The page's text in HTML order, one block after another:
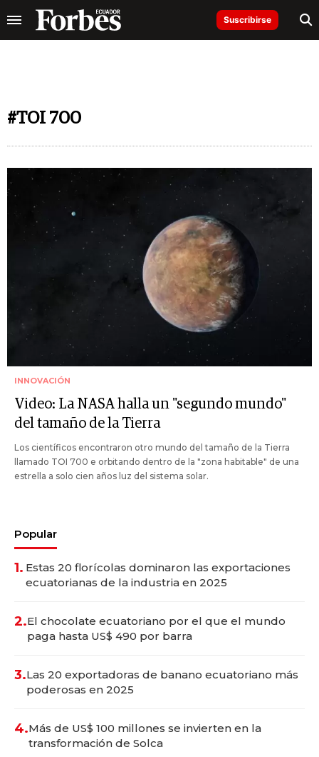
Suscribirse
#TOI 700
INNOVACIÓN
Video: La NASA halla un "segundo mundo"
del tamaño de la Tierra
Los científicos encontraron otro mundo del tamaño de la Tierra
llamado TOI 700 e orbitando dentro de la "zona habitable" de una
estrella a solo cien años luz del sistema solar.
Popular
1. Estas 20 florícolas dominaron las exportaciones
ecuatorianas de la industria en 2025
2.El chocolate ecuatoriano por el que el mundo
paga hasta US$ 490 por barra
3.Las 20 exportadoras de banano ecuatoriano más
poderosas en 2025
4.Más de US$ 100 millones se invierten en la
transformación de Solca